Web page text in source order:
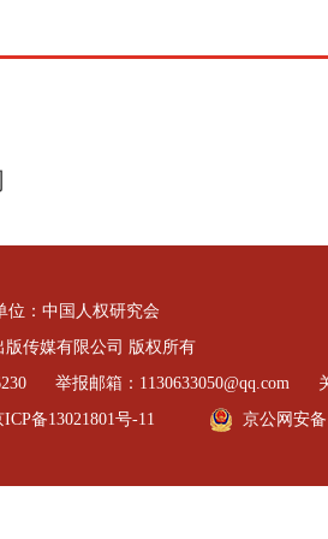
位：中国人权研究会
版传媒有限公司 版权所有
举报邮箱：1130633050@qq.com
ICP备13021801号-11 京公网安备